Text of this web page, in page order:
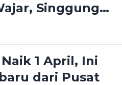
Singgung
Sopir Angkot
1 April, Ini
dari Pusat